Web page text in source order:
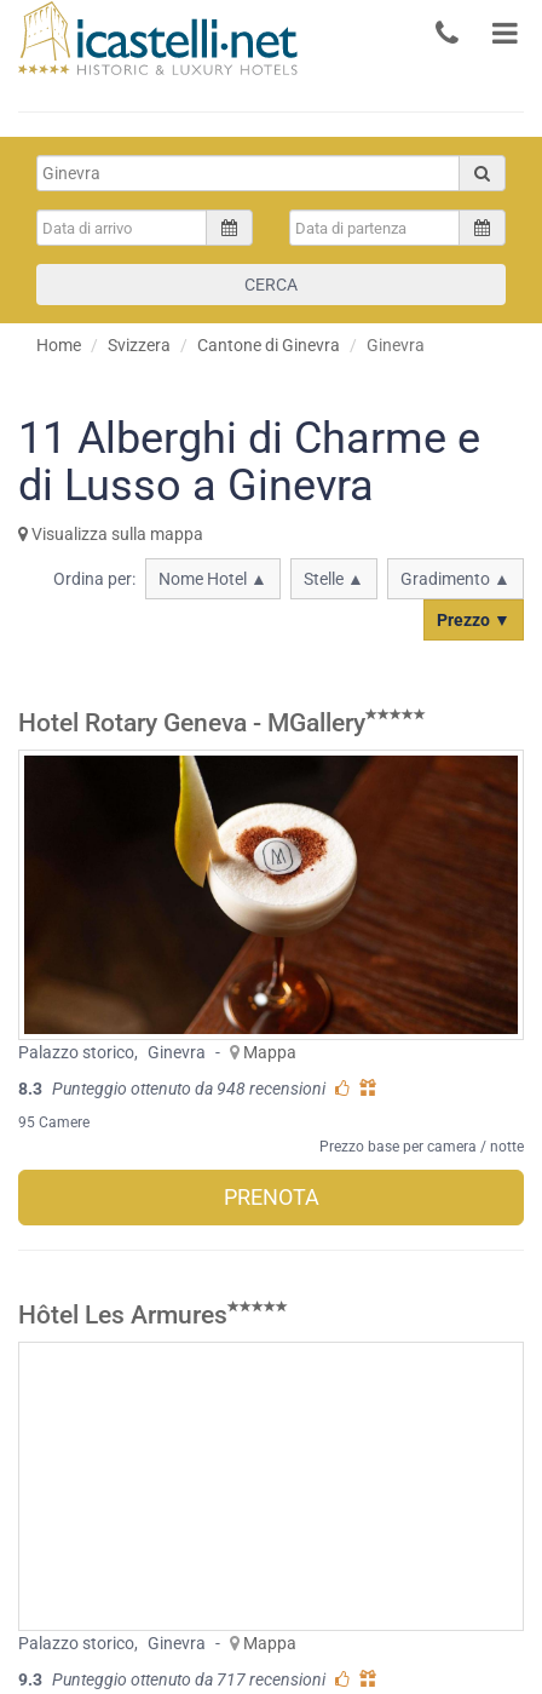
CERCA
Home Svizzera Cantone di Ginevra Ginevra
11 Alberghi di Charme e
di Lusso a Ginevra
Visualizza sulla mappa
Ordina per: Nome Hotel ▲ Stelle ▲ Gradimento ▲
Prezzo ▼
Hotel Rotary Geneva - MGallery
Palazzo storico, Ginevra -
Mappa
8.3 Punteggio ottenuto da 948 recensioni
95 Camere
Prezzo base per camera / notte
PRENOTA
Hôtel Les Armures
Palazzo storico, Ginevra -
Mappa
9.3 Punteggio ottenuto da 717 recensioni